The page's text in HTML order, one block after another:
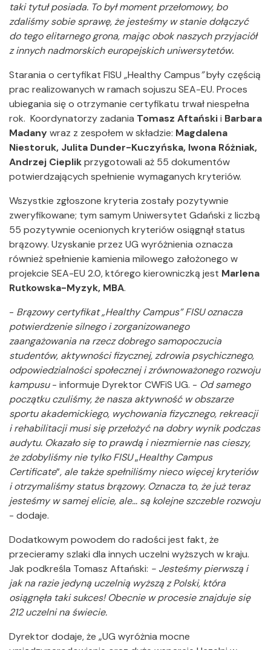
taki tytuł posiada. To był moment przełomowy, bo
zdaliśmy sobie sprawę, że jesteśmy w stanie dołączyć
do tego elitarnego grona, mając obok naszych przyjaciół
z innych nadmorskich europejskich uniwersytetów.
Starania o certyfikat FISU „Healthy Campus”były częścią
prac realizowanych w ramach sojuszu SEA-EU. Proces
ubiegania się o otrzymanie certyfikatu trwał niespełna
rok. Koordynatorzy zadania Tomasz Aftańskii Barbara
Madanywraz z zespołem w składzie: Magdalena
Niestoruk, Julita Dunder-Kuczyńska, Iwona Różniak,
Andrzej Cieplikprzygotowali aż 55 dokumentów
potwierdzających spełnienie wymaganych kryteriów.
Wszystkie zgłoszone kryteria zostały pozytywnie
zweryfikowane; tym samym Uniwersytet Gdański z liczbą
55 pozytywnie ocenionych kryteriów osiągnął status
brązowy. Uzyskanie przez UG wyróżnienia oznacza
również spełnienie kamienia milowego założonego w
projekcie SEA-EU 2.0, którego kierowniczką jest Marlena
Rutkowska-Myzyk, MBA.
- Brązowy certyfikat „Healthy Campus” FISU oznacza
potwierdzenie silnego i zorganizowanego
zaangażowania na rzecz dobrego samopoczucia
studentów, aktywności fizycznej, zdrowia psychicznego,
odpowiedzialności społecznej i zrównoważonego rozwoju
kampusu- informuje Dyrektor CWFiS UG. - Od samego
początku czuliśmy, że nasza aktywność w obszarze
sportu akademickiego, wychowania fizycznego, rekreacji
i rehabilitacji musi się przełożyć na dobry wynik podczas
audytu. Okazało się to prawdą i niezmiernie nas cieszy,
że zdobyliśmy nie tylko FISU„Healthy Campus
Certificate”, ale także spełniliśmy nieco więcej kryteriów
i otrzymaliśmy status brązowy. Oznacza to, że już teraz
jesteśmy w samej elicie, ale… są kolejne szczeble rozwoju
- dodaje.
Dodatkowym powodem do radości jest fakt, że
przecieramy szlaki dla innych uczelni wyższych w kraju.
Jak podkreśla Tomasz Aftański: - Jesteśmy pierwszą i
jak na razie jedyną uczelnią wyższą z Polski, która
osiągnęła taki sukces! Obecnie w procesie znajduje się
212 uczelni na świecie.
Dyrektor dodaje, że „UG wyróżnia mocne